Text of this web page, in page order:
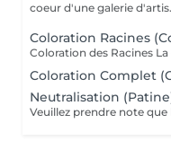
coeur d'une galerie
Coloration Racines
Coloration Complet
Neutralisation